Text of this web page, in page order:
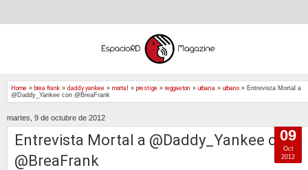
Home » brea frank » daddy yankee » mortal » prestige » reggaeton » urbana » urbano » Entrevista Mortal a
@Daddy_Yankee con @BreaFrank
martes, 9 de octubre de 2012
Entrevista Mortal a @Daddy_Yankee con
@BreaFrank
09
Oct
2012